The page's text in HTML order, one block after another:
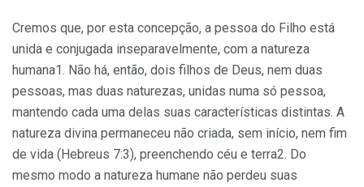
Cremos que, por esta concepção, a pessoa do Filho está
unida e conjugada inseparavelmente, com a natureza
humana1. Não há, então, dois filhos de Deus, nem duas
pessoas, mas duas naturezas, unidas numa só pessoa,
mantendo cada uma delas suas características distintas. A
natureza divina permaneceu não criada, sem início, nem fim
de vida (Hebreus 7:3), preenchendo céu e terra2. Do
mesmo modo a natureza humane não perdeu suas